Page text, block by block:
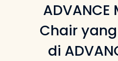
Chair
di